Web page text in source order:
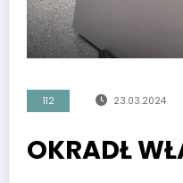
112 23.03.2024
OKRADŁ